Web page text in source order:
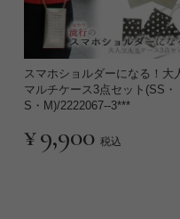
スマホショルダーになる！大
マルチケース3点セット(SS・
S・M)/2222067--3***
¥9,900 税込